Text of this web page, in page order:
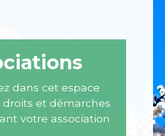
dans cet espace
droits et démarches
votre association